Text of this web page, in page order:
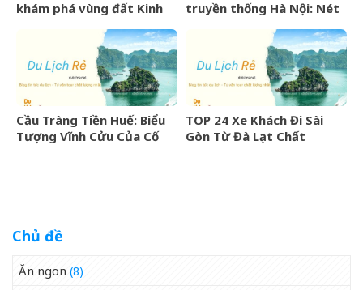
khám phá vùng đất Kinh
truyền thống Hà Nội: Nét
Cầu Tràng Tiền Huế: Biểu
Tượng Vĩnh Cửu Của Cố
TOP 24 Xe Khách Đi Sài
Gòn Từ Đà Lạt Chất
Chủ đề
Ăn ngon (8)